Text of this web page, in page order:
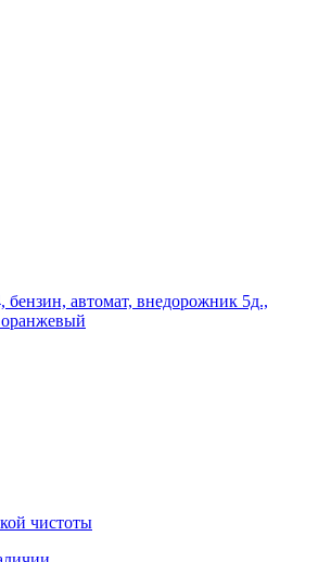
бензин, автомат, внедорожник 5д.,
чистоты